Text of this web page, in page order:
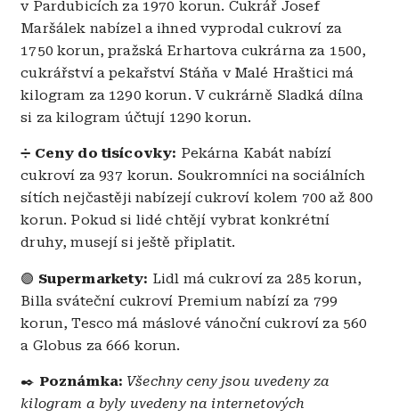
v Pardubicích za 1970 korun. Cukrář Josef
Maršálek nabízel a ihned vyprodal cukroví za
1750 korun, pražská Erhartova cukrárna za 1500,
cukrářství a pekařství Stáňa v Malé Hraštici má
kilogram za 1290 korun. V cukrárně Sladká dílna
si za kilogram účtují 1290 korun.
➗ Ceny do tisícovky: Pekárna Kabát nabízí
cukroví za 937 korun. Soukromníci na sociálních
sítích nejčastěji nabízejí cukroví kolem 700 až 800
korun. Pokud si lidé chtějí vybrat konkrétní
druhy, musejí si ještě připlatit.
🟣 Supermarkety: Lidl má cukroví za 285 korun,
Billa sváteční cukroví Premium nabízí za 799
korun, Tesco má máslové vánoční cukroví za 560
a Globus za 666 korun.
✒️ Poznámka: Všechny ceny jsou uvedeny za
kilogram a byly uvedeny na internetových